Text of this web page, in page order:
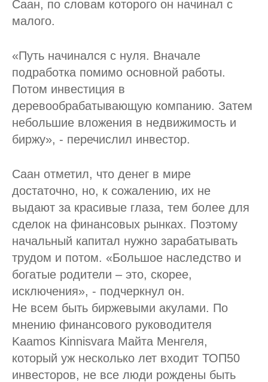
Саан, по словам которого он начинал с
малого.
«Путь начинался с нуля. Вначале
подработка помимо основной работы.
Потом инвестиция в
деревообрабатывающую компанию. Затем
небольшие вложения в недвижимость и
биржу», - перечислил инвестор.
Саан отметил, что денег в мире
достаточно, но, к сожалению, их не
выдают за красивые глаза, тем более для
сделок на финансовых рынках. Поэтому
начальный капитал нужно зарабатывать
трудом и потом. «Большое наследство и
богатые родители – это, скорее,
исключения», - подчеркнул он.
Не всем быть биржевыми акулами. По
мнению финансового руководителя
Kaamos Kinnisvara Майта Менгеля,
который уж несколько лет входит ТОП50
инвесторов, не все люди рождены быть